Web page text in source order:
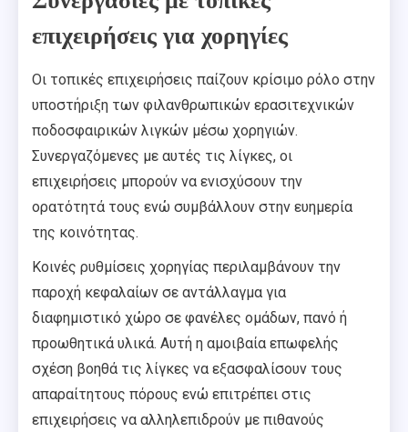
επιχειρήσεις για χορηγίες
Οι τοπικές επιχειρήσεις παίζουν κρίσιμο ρόλο στην
υποστήριξη των φιλανθρωπικών ερασιτεχνικών
ποδοσφαιρικών λιγκών μέσω χορηγιών.
Συνεργαζόμενες με αυτές τις λίγκες, οι
επιχειρήσεις μπορούν να ενισχύσουν την
ορατότητά τους ενώ συμβάλλουν στην ευημερία
της κοινότητας.
Κοινές ρυθμίσεις χορηγίας περιλαμβάνουν την
παροχή κεφαλαίων σε αντάλλαγμα για
διαφημιστικό χώρο σε φανέλες ομάδων, πανό ή
προωθητικά υλικά. Αυτή η αμοιβαία επωφελής
σχέση βοηθά τις λίγκες να εξασφαλίσουν τους
απαραίτητους πόρους ενώ επιτρέπει στις
επιχειρήσεις να αλληλεπιδρούν με πιθανούς